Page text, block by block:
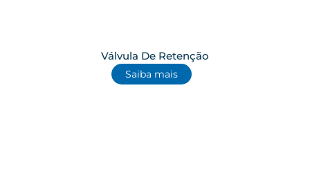
Válvula De Retenção
Saiba mais